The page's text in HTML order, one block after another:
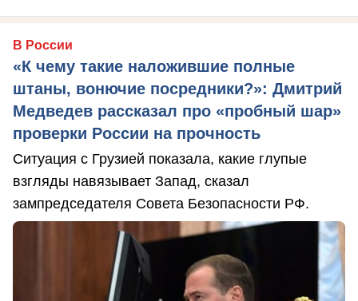
В России
«К чему такие наложившие полные
штаны, вонючие посредники?»: Дмитрий
Медведев рассказал про «пробный шар»
проверки России на прочность
Ситуация с Грузией показала, какие глупые
взгляды навязывает Запад, сказал
зампредседателя Совета Безопасности РФ.